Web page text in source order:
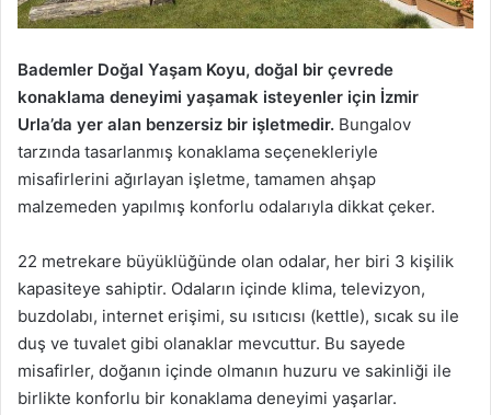
Bademler Doğal Yaşam Koyu, doğal bir çevrede
konaklama deneyimi yaşamak isteyenler için İzmir
Urla’da yer alan benzersiz bir işletmedir. Bungalov
tarzında tasarlanmış konaklama seçenekleriyle
misafirlerini ağırlayan işletme, tamamen ahşap
malzemeden yapılmış konforlu odalarıyla dikkat çeker.
22 metrekare büyüklüğünde olan odalar, her biri 3 kişilik
kapasiteye sahiptir. Odaların içinde klima, televizyon,
buzdolabı, internet erişimi, su ısıtıcısı (kettle), sıcak su ile
duş ve tuvalet gibi olanaklar mevcuttur. Bu sayede
misafirler, doğanın içinde olmanın huzuru ve sakinliği ile
birlikte konforlu bir konaklama deneyimi yaşarlar.